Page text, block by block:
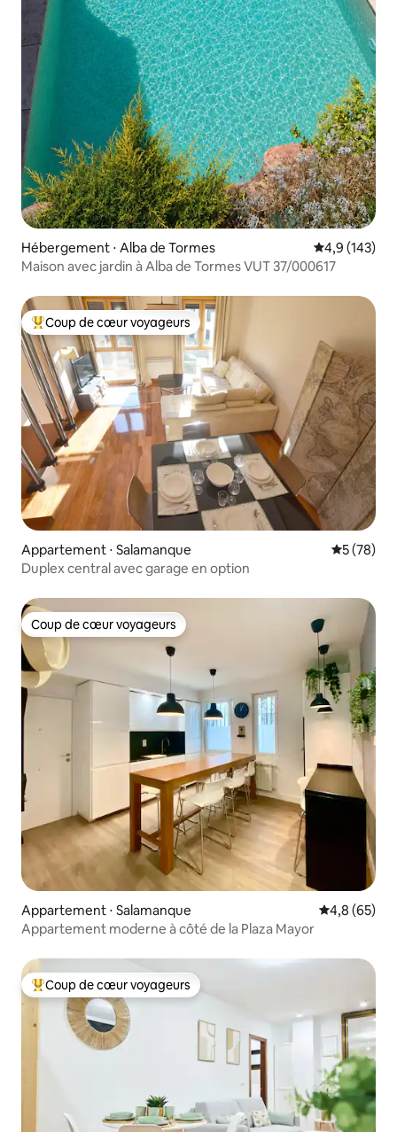
Hébergement ⋅ Alba de Tormes Évaluation
4,9 (143)
Maison avec jardin à Alba de Tormes VUT 37/000617
Coups de cœur voyageurs les plus appréciés
Coup de cœur voyageurs
Appartement ⋅ Salamanque
5 (78)
Duplex central avec garage en option
Coup de cœur voyageurs
Coup de cœur voyageurs
Appartement ⋅ Salamanque Évaluation
4,8 (65)
Appartement moderne à côté de la Plaza Mayor
Coups de cœur voyageurs les plus appréciés
Coup de cœur voyageurs